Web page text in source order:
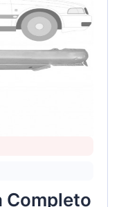
Completo